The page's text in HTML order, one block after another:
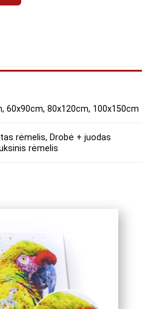
60x90cm, 80x120cm, 100x150cm
rėmelis, Drobė + juodas
rėmelis